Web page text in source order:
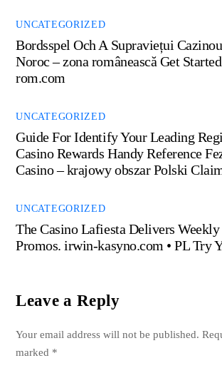
UNCATEGORIZED
Bordsspel Och A Supraviețui
Noroc – zona românească Get
rom.com
UNCATEGORIZED
Guide For Identify Your Leading
Casino Rewards Handy Reference
Casino – krajowy obszar Polski
UNCATEGORIZED
The Casino Lafiesta Delivers Weekly
Promos. irwin-kasyno.com • PL Try
Leave a Reply
Your email address will not be published.
marked *